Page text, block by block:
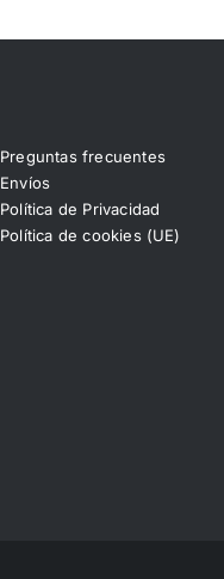
Preguntas frecuentes
Envíos
Política de Privacidad
Política de cookies (UE)